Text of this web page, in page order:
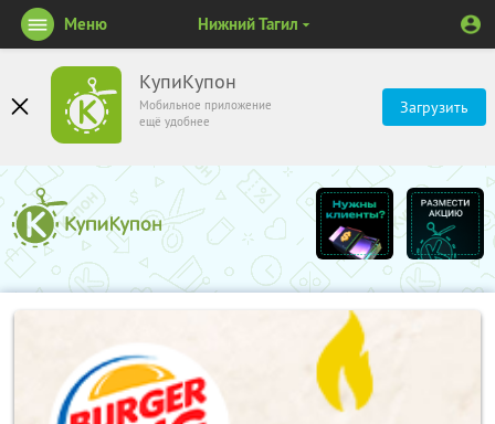
КупиКупон
Мобильное приложение
ещё удобнее
Загрузить
Меню Нижний Тагил